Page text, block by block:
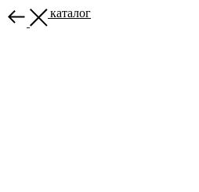
Назад в каталог